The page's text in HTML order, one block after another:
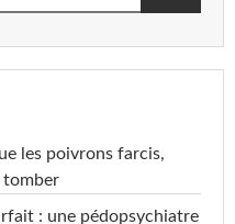
les poivrons farcis,
tomber
: une pédopsychiatre